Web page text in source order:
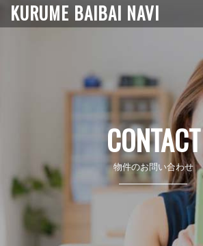
KURUME BAIBAI NAVI
CONTACT
物件のお問い合わせ